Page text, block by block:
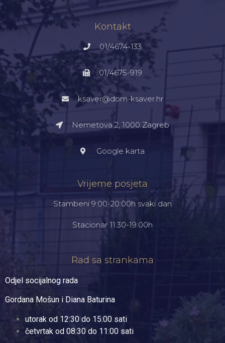
Kontakt
01/4674-133
01/4675-919
ksaver@dom-ksaver.hr
Nemetova 2, 1000 Zagreb​
Google karta
Vrijeme posjeta
Stambeni 9:00-20:00h svaki dan
Stacionar 11:30-19:00h
Rad sa strankama
Odjel socijalnog rada
Gordana Mošun i Diana Baturina
utorak od 12:30 do 15:00 sati
četvrtak od 08:30 do 11:00 sati